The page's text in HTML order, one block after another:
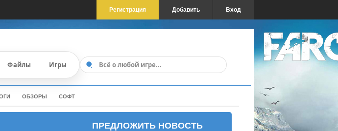
Файлы Игры
ОБЗОРЫ СОФТ
ПРЕДЛОЖИТЬ НОВОСТЬ
Регистрация Добавить Вход